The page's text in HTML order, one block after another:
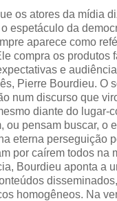
os atores da mídia
espetáculo da
aparece como
compra os produtos
e
Pierre Bourdieu. O
num discurso que
diante do lugar-
ou pensam buscar, o
eterna perseguição
por caírem todos na
Bourdieu aponta a
homogêneos. Na